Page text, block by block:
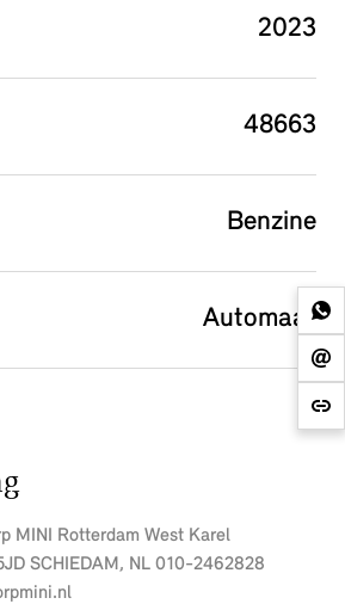
2023
48663
Benzine
Automaat
MINI Rotterdam West Karel